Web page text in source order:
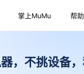
掌上MuMu 帮助
，不挑设备，